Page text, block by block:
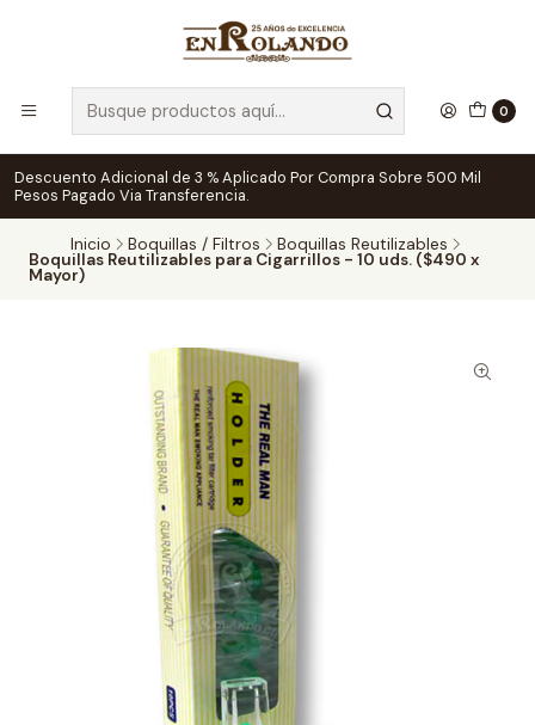
0
Descuento Adicional de 3 % Aplicado Por Compra Sobre 500 Mil
Pesos Pagado Via Transferencia.
Inicio Boquillas / Filtros Boquillas Reutilizables
Boquillas Reutilizables para Cigarrillos - 10 uds. ($490 x
Mayor)